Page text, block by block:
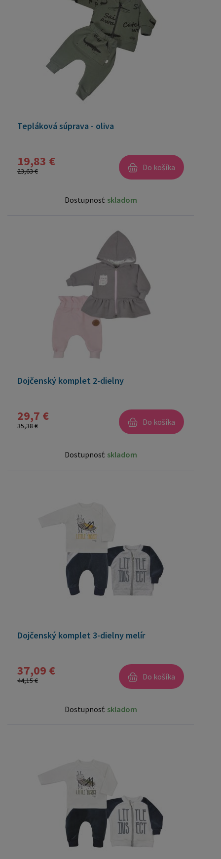
Tepláková súprava - oliva
19,83 €
23,63 € Do košíka
Dostupnosť: skladom
Dojčenský komplet 2-dielny
29,7 €
35,38 € Do košíka
Dostupnosť: skladom
Dojčenský komplet 3-dielny melír
37,09 €
44,15 € Do košíka
Dostupnosť: skladom